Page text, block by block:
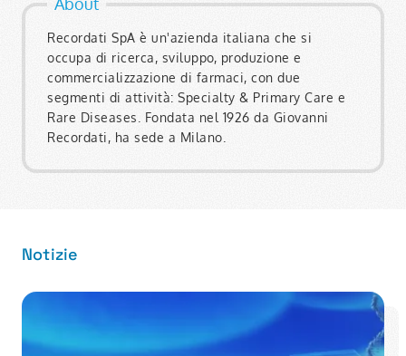
Recordati SpA è un'azienda italiana che si
occupa di ricerca, sviluppo, produzione e
commercializzazione di farmaci, con due
segmenti di attività: Specialty & Primary Care e
Rare Diseases. Fondata nel 1926 da Giovanni
Recordati, ha sede a Milano.
Notizie